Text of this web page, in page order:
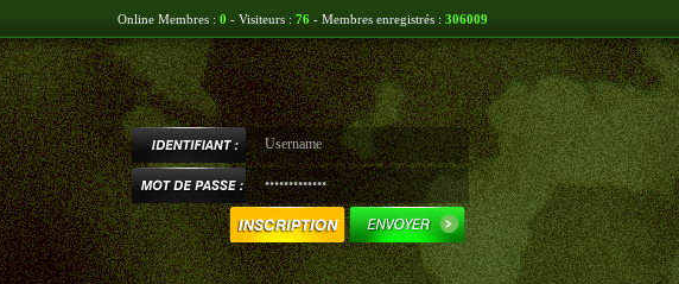
Online Membres : 0 - Visiteurs : 76- Membres enregistrés : 306009